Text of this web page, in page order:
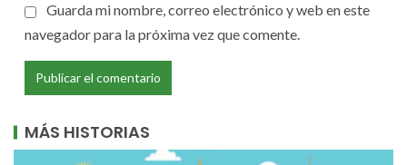
Guarda mi nombre, correo electrónico y web en este
navegador para la próxima vez que comente.
MÁS HISTORIAS